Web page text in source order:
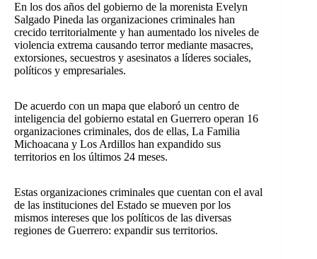
En los dos años del gobierno de la morenista Evelyn
Salgado Pineda las organizaciones criminales han
crecido territorialmente y han aumentado los niveles de
violencia extrema causando terror mediante masacres,
extorsiones, secuestros y asesinatos a líderes sociales,
políticos y empresariales.
De acuerdo con un mapa que elaboró un centro de
inteligencia del gobierno estatal en Guerrero operan 16
organizaciones criminales, dos de ellas, La Familia
Michoacana y Los Ardillos han expandido sus
territorios en los últimos 24 meses.
Estas organizaciones criminales que cuentan con el aval
de las instituciones del Estado se mueven por los
mismos intereses que los políticos de las diversas
regiones de Guerrero: expandir sus territorios.